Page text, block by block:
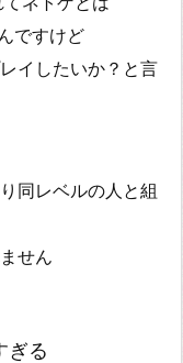
ですけど
イしたいか？と言
同レベルの人と組
せん
ぎる